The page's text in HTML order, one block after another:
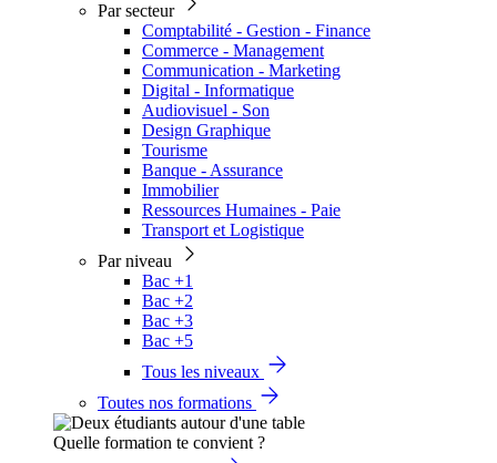
Par secteur
Comptabilité - Gestion - Finance
Commerce - Management
Communication - Marketing
Digital - Informatique
Audiovisuel - Son
Design Graphique
Tourisme
Banque - Assurance
Immobilier
Ressources Humaines - Paie
Transport et Logistique
Par niveau
Bac +1
Bac +2
Bac +3
Bac +5
Tous les niveaux
Toutes nos formations
Quelle formation te convient ?